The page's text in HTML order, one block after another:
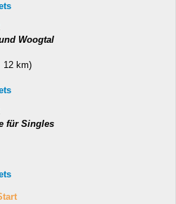
Woogtal
12 km)
für Singles